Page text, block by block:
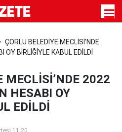
ÇORLU BELEDİYE MECLİSİ’NDE
OY BİRLİĞİYLE KABUL EDİLDİ
MECLİSİ’NDE 2022
HESABI OY
EDİLDİ
11:20